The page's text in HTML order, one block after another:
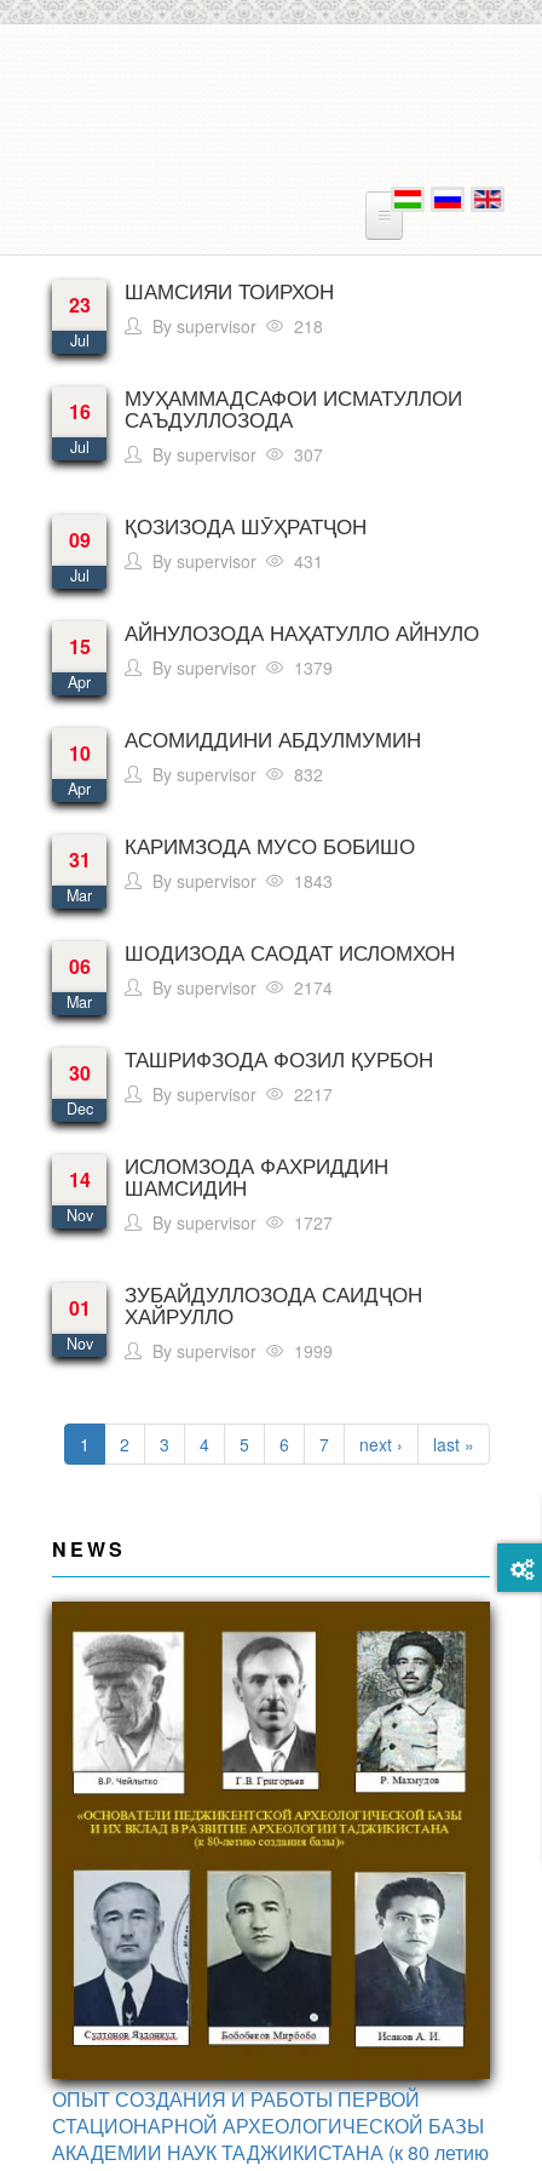
23
Jul
ШАМСИЯИ ТОИРХОН
Bysupervisor 218
16
Jul
МУҲАММАДСАФОИ ИСМАТУЛЛОИ
САЪДУЛЛОЗОДА
Bysupervisor 307
09
Jul
ҚОЗИЗОДА ШӮҲРАТҶОН
Bysupervisor 431
15
Apr
АЙНУЛОЗОДА НАҲАТУЛЛО АЙНУЛО
Bysupervisor 1379
10
Apr
АСОМИДДИНИ АБДУЛМУМИН
Bysupervisor 832
31
Mar
КАРИМЗОДА МУСО БОБИШО
Bysupervisor 1843
06
Mar
ШОДИЗОДА САОДАТ ИСЛОМХОН
Bysupervisor 2174
30
Dec
ТАШРИФЗОДА ФОЗИЛ ҚУРБОН
Bysupervisor 2217
14
Nov
ИСЛОМЗОДА ФАХРИДДИН
ШАМСИДИН
Bysupervisor 1727
01
Nov
ЗУБАЙДУЛЛОЗОДА САИДҶОН
ХАЙРУЛЛО
Bysupervisor 1999
PAGES
1 2 3 4 5 6 7 next › last »
NEWS
ОПЫТ СОЗДАНИЯ И РАБОТЫ ПЕРВОЙ
СТАЦИОНАРНОЙ АРХЕОЛОГИЧЕСКОЙ БАЗЫ
АКАДЕМИИ НАУК ТАДЖИКИСТАНА (к 80 летию